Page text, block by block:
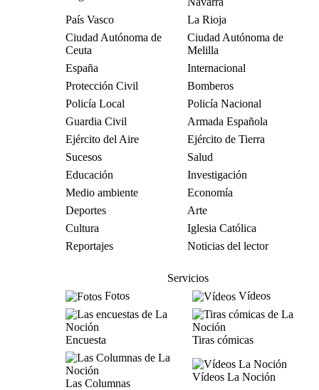
País Vasco
La Rioja
Ciudad Autónoma de
Ceuta
Ciudad Autónoma de
Melilla
España
Internacional
Protección Civil
Bomberos
Policía Local
Policía Nacional
Guardia Civil
Armada Española
Ejército del Aire
Ejército de Tierra
Sucesos
Salud
Educación
Investigación
Medio ambiente
Economía
Deportes
Arte
Cultura
Iglesia Católica
Reportajes
Noticias del lector
Servicios
Fotos
Vídeos
Encuesta Tiras cómicas
Las Columnas
Vídeos La Noción